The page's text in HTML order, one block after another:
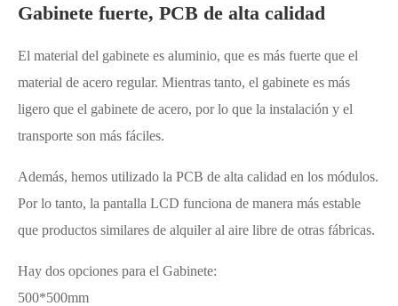
Gabinete fuerte, PCB de alta calidad
El material del gabinete es aluminio, que es más fuerte que el
material de acero regular. Mientras tanto, el gabinete es más
ligero que el gabinete de acero, por lo que la instalación y el
transporte son más fáciles.
Además, hemos utilizado la PCB de alta calidad en los módulos.
Por lo tanto, la pantalla LCD funciona de manera más estable
que productos similares de alquiler al aire libre de otras fábricas.
Hay dos opciones para el Gabinete:
500*500mm